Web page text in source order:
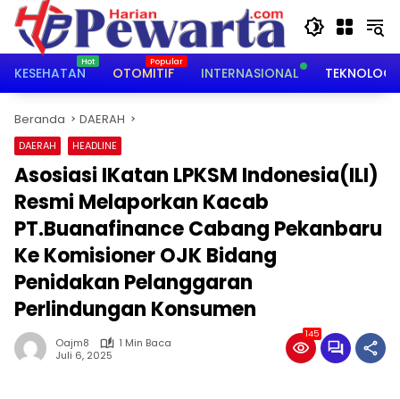
Langsung
konten
KESEHATAN
OTOMITIF INTERNASIONAL TEKNOLOGI
Beranda DAERAH
DAERAH HEADLINE
Asosiasi IKatan LPKSM Indonesia(ILI)
Resmi Melaporkan Kacab
PT.Buanafinance Cabang Pekanbaru
Ke Komisioner OJK Bidang
Penidakan Pelanggaran
Perlindungan Konsumen
Oajm8
1 Min Baca
Juli 6, 2025
145